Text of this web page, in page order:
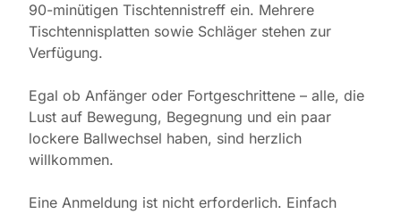
90-minütigen Tischtennistreff ein. Mehrere
Tischtennisplatten sowie Schläger stehen zur
Verfügung.
Egal ob Anfänger oder Fortgeschrittene – alle, die
Lust auf Bewegung, Begegnung und ein paar
lockere Ballwechsel haben, sind herzlich
willkommen.
Eine Anmeldung ist nicht erforderlich. Einfach